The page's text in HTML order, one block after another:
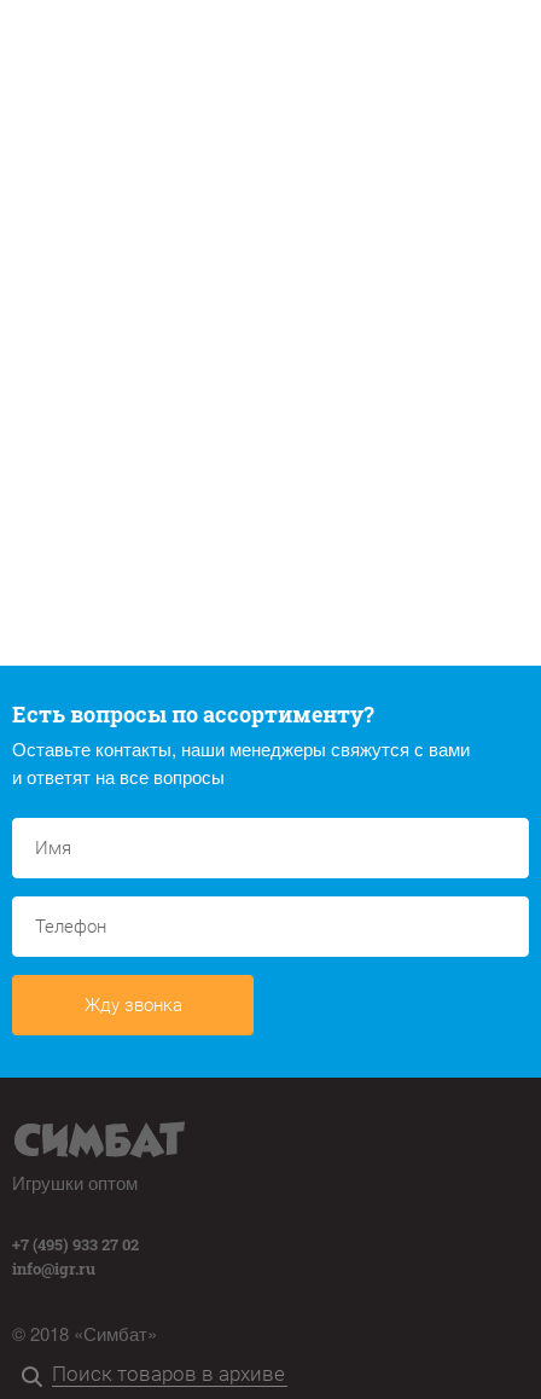
Есть вопросы по ассортименту?
Оставьте контакты, наши менеджеры свяжутся с вами
и ответят на все вопросы
Жду звонка
Игрушки оптом
+7 (495) 933 27 02
info@igr.ru
© 2018 «Симбат»